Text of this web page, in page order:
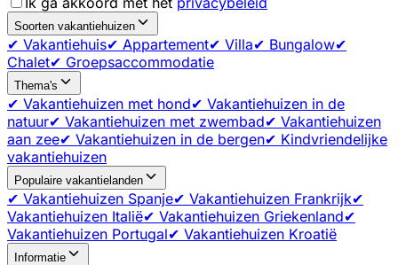
Soorten vakantiehuizen
✔ Vakantiehuis✔ Appartement✔ Villa✔ Bungalow✔
Chalet✔ Groepsaccommodatie
Thema's
✔ Vakantiehuizen met hond✔ Vakantiehuizen in de
natuur✔ Vakantiehuizen met zwembad✔ Vakantiehuizen
aan zee✔ Vakantiehuizen in de bergen✔ Kindvriendelijke
vakantiehuizen
Populaire vakantielanden
✔ Vakantiehuizen Spanje✔ Vakantiehuizen Frankrijk✔
Vakantiehuizen Italië✔ Vakantiehuizen Griekenland✔
Vakantiehuizen Portugal✔ Vakantiehuizen Kroatië
Informatie